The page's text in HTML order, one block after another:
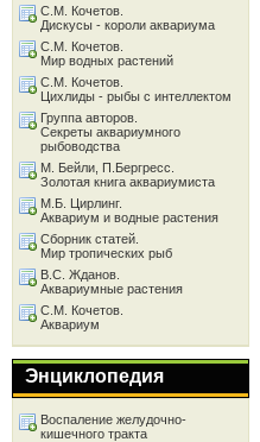
С.М. Кочетов.
Дискусы - короли аквариума
С.М. Кочетов.
Мир водных растений
С.М. Кочетов.
Цихлиды - рыбы с интеллектом
Группа авторов.
Секреты аквариумного
рыбоводства
М. Бейли, П.Бергресс.
Золотая книга аквариумиста
М.Б. Цирлинг.
Аквариум и водные растения
Сборник статей.
Мир тропических рыб
В.С. Жданов.
Аквариумные растения
С.М. Кочетов.
Аквариум
Энциклопедия
Воспаление желудочно-
кишечного тракта